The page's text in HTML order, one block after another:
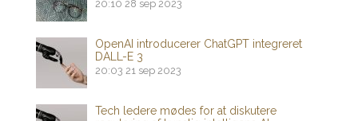
20:10 28 sep 2023
OpenAI introducerer ChatGPT integreret
DALL-E 3
20:03 21 sep 2023
Tech ledere mødes for at diskutere